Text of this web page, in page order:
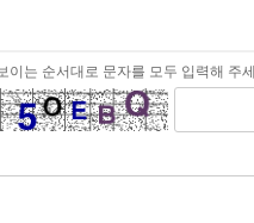
이는 순서대로 문자를 모두 입력해 주